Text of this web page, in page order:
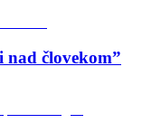
nad človekom”